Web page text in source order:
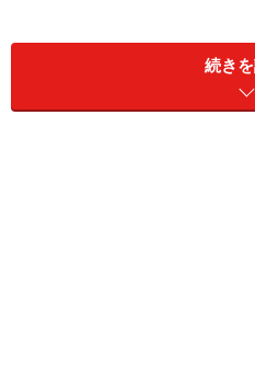
続き